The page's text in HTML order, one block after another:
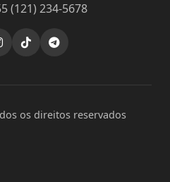
(121) 234-5678
os direitos reservados